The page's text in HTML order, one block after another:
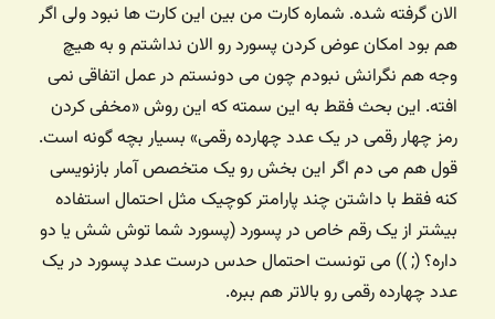
الان گرفته شده. شماره کارت من بین این کارت ها نبود ولی اگر
هم بود امکان عوض کردن پسورد رو الان نداشتم و به هیچ
وجه هم نگرانش نبودم چون می دونستم در عمل اتفاقی نمی
افته. این بحث فقط به این سمته که این روش «مخفی کردن
رمز چهار رقمی در یک عدد چهارده رقمی» بسیار بچه گونه است.
قول هم می دم اگر این بخش رو یک متخصص آمار بازنویسی
کنه فقط با داشتن چند پارامتر کوچیک مثل احتمال استفاده
بیشتر از یک رقم خاص در پسورد (پسورد شما توش شش یا دو
داره؟ (; )) می تونست احتمال حدس درست عدد پسورد در یک
عدد چهارده رقمی رو بالاتر هم ببره.